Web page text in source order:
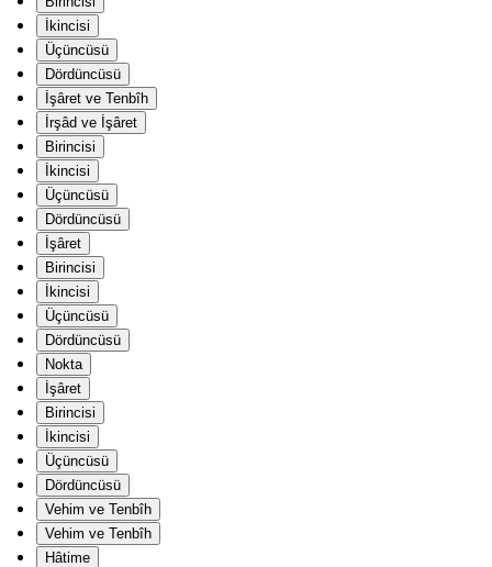
İkincisi
Üçüncüsü
Dördüncüsü
İşâret ve Tenbîh
İrşâd ve İşâret
Birincisi
İkincisi
Üçüncüsü
Dördüncüsü
İşâret
Birincisi
İkincisi
Üçüncüsü
Dördüncüsü
Nokta
İşâret
Birincisi
İkincisi
Üçüncüsü
Dördüncüsü
Vehim ve Tenbîh
Vehim ve Tenbîh
Hâtime